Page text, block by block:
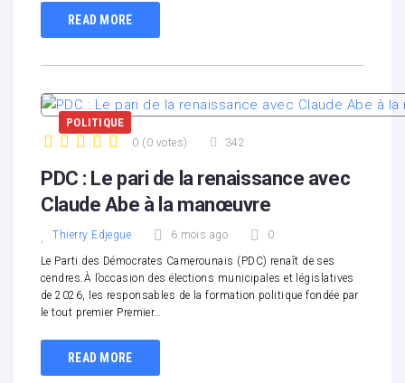
READ MORE
POLITIQUE
0 ( 0 votes) 342
PDC : Le pari de la renaissance avec
Claude Abe à la manœuvre
Thierry Edjegue 6 mois ago 0
Le Parti des Démocrates Camerounais (PDC) renaît de ses
cendres.À l’occasion des élections municipales et législatives
de 2026, les responsables de la formation politique fondée par
le tout premier Premier…
READ MORE